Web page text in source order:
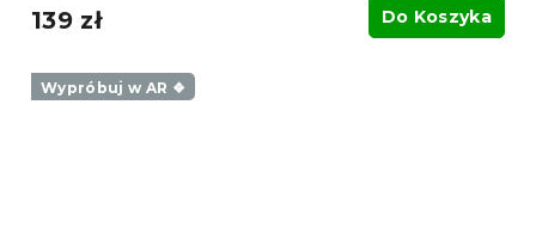
139 zł Do Koszyka
Wypróbuj w AR ❖